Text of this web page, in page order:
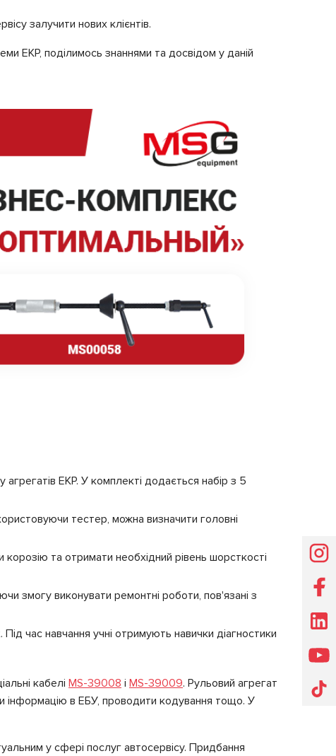
залучити нових клієнтів.
ЕКР, поділимось знаннями та досвідом у даній
ЕКР. У комплекті додається набір з 5
тестер, можна визначити головні
та отримати необхідний рівень шорсткості
змогу виконувати ремонтні роботи, пов'язані з
час навчання учні отримують навички діагностики
кабелі MS-39008 і MS-39009. Рульовий агрегат
інформацію в ЕБУ, проводити кодування тощо. У
у сфері послуг автосервісу. Придбання